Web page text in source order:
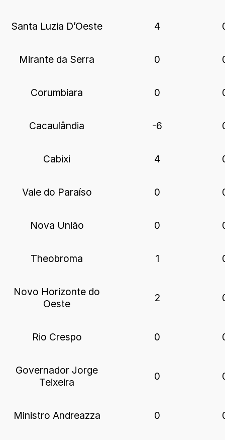
Santa Luzia D’Oeste 4
Mirante da Serra 0
Corumbiara 0
Cacaulândia -6
Cabixi 4
Vale do Paraíso 0
Nova União 0
Theobroma 1
Novo Horizonte do
Oeste
2
Rio Crespo 0
Governador Jorge
Teixeira
0
Ministro Andreazza 0